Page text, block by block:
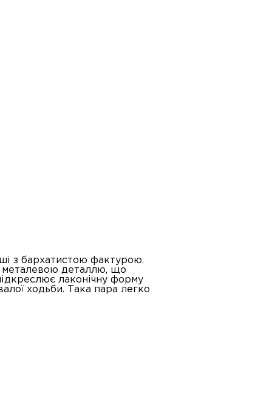
з бархатистою фактурою.
металевою деталлю, що
лаконічну форму
ходьби. Така пара легко